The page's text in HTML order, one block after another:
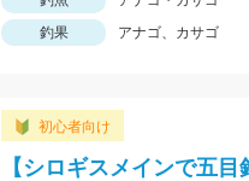
釣果
アナゴ、カサゴ
初心者向け
【シロギスメインで五